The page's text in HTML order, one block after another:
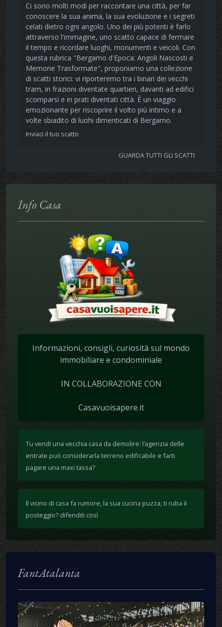
Ci sono molti modi per raccontare una città, per far
conoscere la sua anima, la sua evoluzione e i segreti
celati dietro ogni angolo. Uno dei più potenti è farlo
attraverso l'immagine, uno scatto capace di fermare
il tempo e ricordare luoghi, monumenti e veicoli. Con
questa rubrica "Bergamo d'Epoca: Angoli Nascosti e
Memorie Trasformate", proponiamo una collezione
di scatti storici: vi riporteremo tra i binari dei vecchi
tram, in frazioni diventate quartieri, davanti ad edifici
scomparsi e in prati diventati città. È un viaggio
emozionante per riscoprire il volto più intimo e a
volte sbiadito di luohi dimenticati di Bergamo.
Inviaci il tuo scatto
GUARDA TUTTI GLI SCATTI
Info Casa
Informazioni, consigli, curiosità sul mondo
immobiliare e condominiale
IN COLLABORAZIONE CON
Casavuoisapere.it
Tu vendi una vecchia casa da demolire: l’agenzia delle
entrate può considerarla terreno edificabile e farti
pagare una maxi tassa?
Il vicino di casa fa rumore, la sua cucina puzza, ti ruba il
posteggio? difenditi così
FantAtalanta